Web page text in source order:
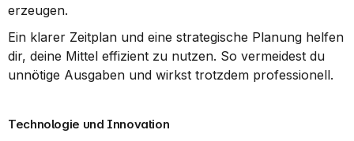
erzeugen.
Ein klarer Zeitplan und eine strategische Planung helfen
dir, deine Mittel effizient zu nutzen. So vermeidest du
unnötige Ausgaben und wirkst trotzdem professionell.
Technologie und Innovation